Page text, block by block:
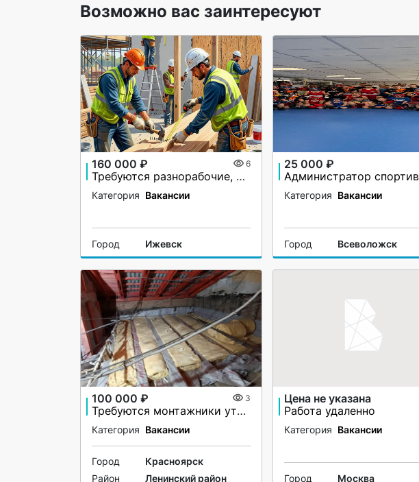
Возможно вас заинтересуют
160 000 ₽ 6
Требуются разнорабочие, монтажники. Вахта в Великий Новгород
Категория Вакансии
Город Ижевск
25 000 ₽
Категория Вакансии
Город Всеволожск
100 000 ₽ 3
Требуются монтажники утепления чердачного помещения
Категория Вакансии
Город
Красноярск
Район
Ленинский район
Цена не указана
Работа удаленно
Категория Вакансии
Город Москва